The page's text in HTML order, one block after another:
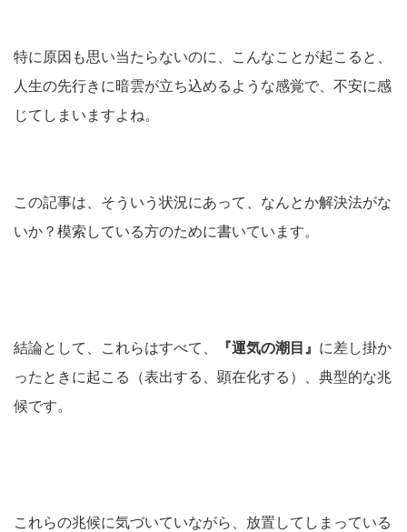
特に原因も思い当たらないのに、こんなことが起こると、
人生の先行きに暗雲が立ち込めるような感覚で、不安に感
じてしまいますよね。
この記事は、そういう状況にあって、なんとか解決法がな
いか？模索している方のために書いています。
結論として、これらはすべて、 『運気の潮目』 に差し掛か
ったときに起こる（表出する、顕在化する）、典型的な兆
候です。
これらの兆候に気づいていながら、放置してしまっている